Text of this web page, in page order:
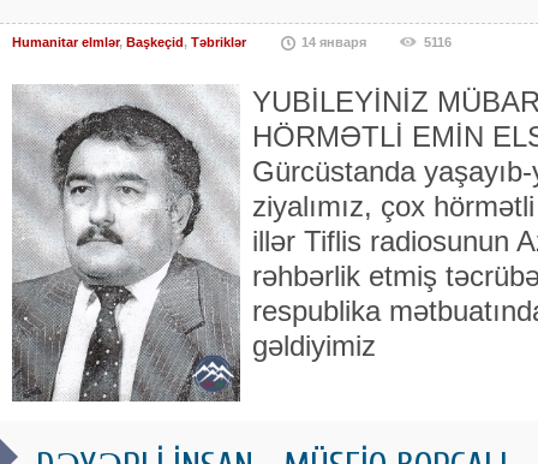
Humanitar elmlər, Başkeçid, Təbriklər 14 января 5116
YUBİLEYİNİZ
HÖRMƏTLİ EMİN
Gürcüstanda
ziyalımız, çox
illər Tiflis radiosunun
rəhbərlik etmiş
respublika
gəldiyimiz